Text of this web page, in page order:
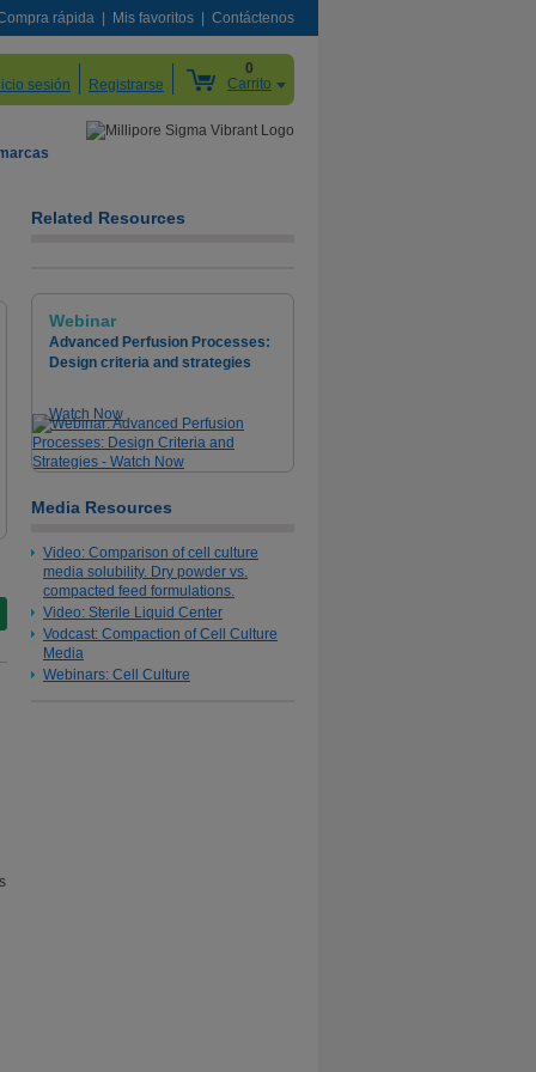
rápida Mis favoritos Contáctenos
sesión Registrarse
0
Carrito
Related Resources
Webinar
Advanced Perfusion Processes:
Design criteria and strategies
Watch Now
Media Resources
Video: Comparison of cell culture
media solubility. Dry powder vs.
compacted feed formulations.
Video: Sterile Liquid Center
Vodcast: Compaction of Cell Culture
Media
Webinars: Cell Culture